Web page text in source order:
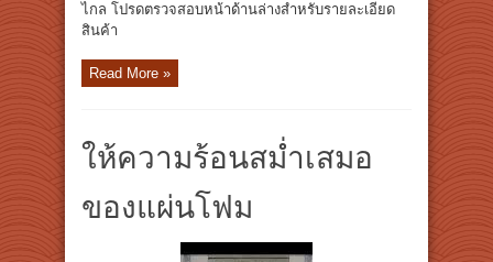
ไกล โปรดตรวจสอบหน้าด้านล่างสำหรับรายละเอียด
สินค้า
Read More »
ให้ความร้อนสม่ำเสมอ
ของแผ่นโฟม